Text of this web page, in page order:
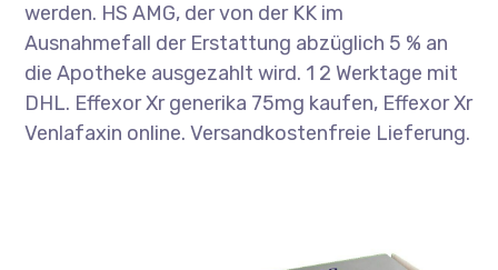
werden. HS AMG, der von der KK im
Ausnahmefall der Erstattung abzüglich 5 % an
die Apotheke ausgezahlt wird. 1 2 Werktage mit
DHL. Effexor Xr generika 75mg kaufen, Effexor Xr
Venlafaxin online. Versandkostenfreie Lieferung.